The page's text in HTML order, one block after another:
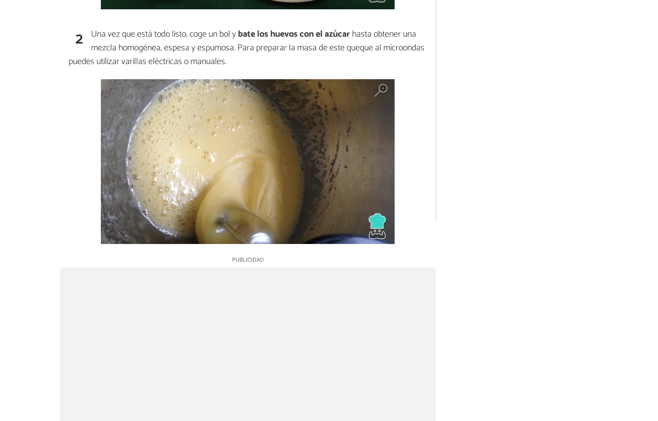
2 Una vez que está todo listo, coge un bol ybate los huevos con el azúcarhasta obtener una
mezcla homogénea, espesa y espumosa. Para preparar la masa de este queque al microondas
puedes utilizar varillas eléctricas o manuales.